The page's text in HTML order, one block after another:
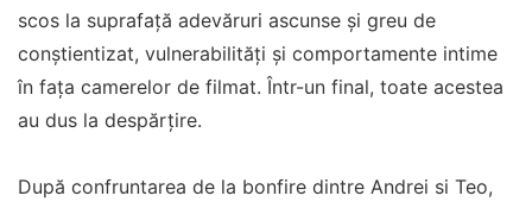
scos la suprafață adevăruri ascunse și greu de
conștientizat, vulnerabilități și comportamente intime
în fața camerelor de filmat. Într-un final, toate acestea
au dus la despărțire.
După confruntarea de la bonfire dintre Andrei si Teo,